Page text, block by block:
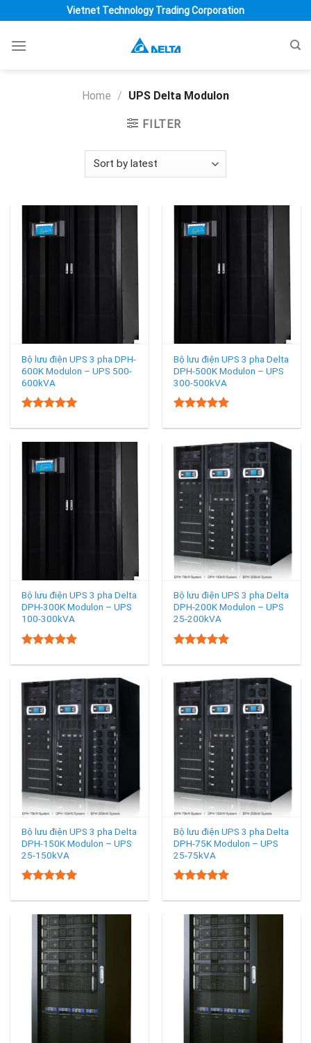
to
content
Vietnet Technology Trading Corporation
Home / UPS Delta Modulon
FILTER
Bộ lưu điện UPS 3 pha DPH-
600K Modulon – UPS 500-
600kVA
out of 5
Bộ lưu điện UPS 3 pha Delta
DPH-500K Modulon – UPS
300-500kVA
out of 5
Bộ lưu điện UPS 3 pha Delta
DPH-300K Modulon – UPS
100-300kVA
out of 5
Bộ lưu điện UPS 3 pha Delta
DPH-200K Modulon – UPS
25-200kVA
out of 5
Bộ lưu điện UPS 3 pha Delta
DPH-150K Modulon – UPS
25-150kVA
out of 5
Bộ lưu điện UPS 3 pha Delta
DPH-75K Modulon – UPS
25-75kVA
out of 5